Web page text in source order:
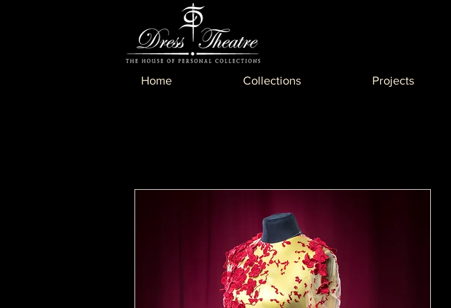
Home Collections Projects